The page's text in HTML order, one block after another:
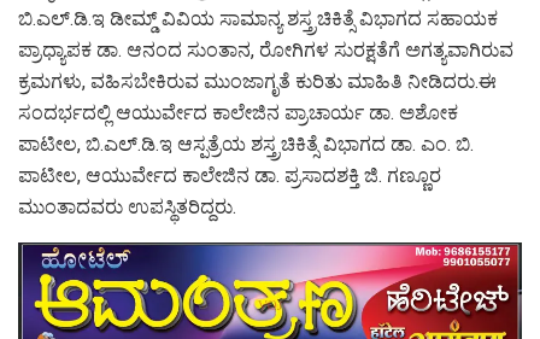
ಬಿ.ಎಲ್.ಡಿ.ಇ ಡೀಮ್ಡ್ ವಿವಿಯ ಸಾಮಾನ್ಯ ಶಸ್ತ್ರಚಿಕಿತ್ಸೆ ವಿಭಾಗದ ಸಹಾಯಕ
ಪ್ರಾಧ್ಯಾಪಕ ಡಾ. ಆನಂದ ಸುಂತಾನ, ರೋಗಿಗಳ ಸುರಕ್ಷತೆಗೆ ಅಗತ್ಯವಾಗಿರುವ
ಕ್ರಮಗಳು, ವಹಿಸಬೇಕಿರುವ ಮುಂಜಾಗೃತೆ ಕುರಿತು ಮಾಹಿತಿ ನೀಡಿದರು.ಈ
ಸಂದರ್ಭದಲ್ಲಿ ಆಯುರ್ವೇದ ಕಾಲೇಜಿನ ಪ್ರಾಚಾರ್ಯ ಡಾ. ಅಶೋಕ
ಪಾಟೀಲ, ಬಿ.ಎಲ್.ಡಿ.ಇ ಆಸ್ಪತ್ರೆಯ ಶಸ್ತ್ರಚಿಕಿತ್ಸೆ ವಿಭಾಗದ ಡಾ. ಎಂ. ಬಿ.
ಪಾಟೀಲ, ಆಯುರ್ವೇದ ಕಾಲೇಜಿನ ಡಾ. ಪ್ರಸಾದಶಕ್ತಿ ಜಿ. ಗಣ್ಣೂರ
ಮುಂತಾದವರು ಉಪಸ್ಥಿತರಿದ್ದರು.